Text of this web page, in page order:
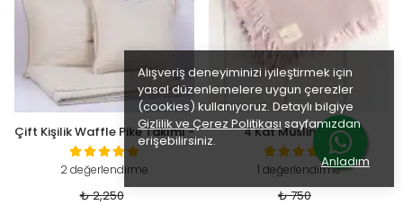
Alışveriş deneyiminizi iyileştirmek için
yasal düzenlemelere uygun çerezler
(cookies) kullanıyoruz. Detaylı bilgiye
Gizlilik ve Çerez Politikası sayfamızdan
erişebilirsiniz.
Anladım
Çift Kişilik Waffle Pike Takımı -
Sage
2 değerlendirme
₺ 2,250
4 Kat Müslin Bebek
Battaniyesi - Pudra
1 değerlendirme
₺ 750